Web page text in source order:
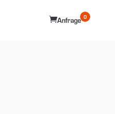
Anfrage 0